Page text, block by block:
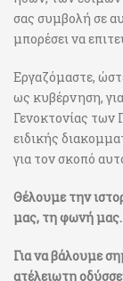
σας συμβολή σε
μπορέσει να
Εργαζόμαστε,
ως κυβέρνηση,
Γενοκτονίας των
ειδικής
για τον σκοπό
Θέλουμε την
μας, τη φωνή μας.
Για να βάλουμε
ατέλειωτη